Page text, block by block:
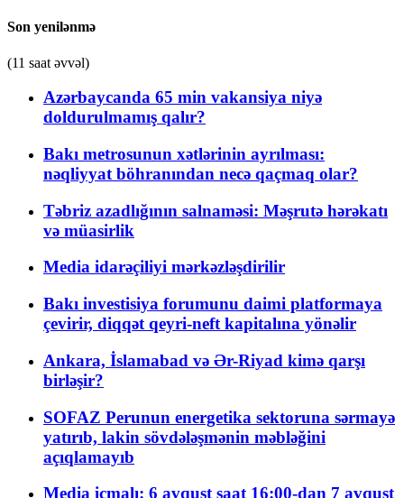
Son yenilənmə
(11 saat əvvəl)
Azərbaycanda 65 min vakansiya niyə
doldurulmamış qalır?
Bakı metrosunun xətlərinin ayrılması:
nəqliyyat böhranından necə qaçmaq olar?
Təbriz azadlığının salnaməsi: Məşrutə hərəkatı
və müasirlik
Media idarəçiliyi mərkəzləşdirilir
Bakı investisiya forumunu daimi platformaya
çevirir, diqqət qeyri-neft kapitalına yönəlir
Ankara, İslamabad və Ər-Riyad kimə qarşı
birləşir?
SOFAZ Perunun energetika sektoruna sərmayə
yatırıb, lakin sövdələşmənin məbləğini
açıqlamayıb
Media icmalı: 6 avqust saat 16:00-dan 7 avqust